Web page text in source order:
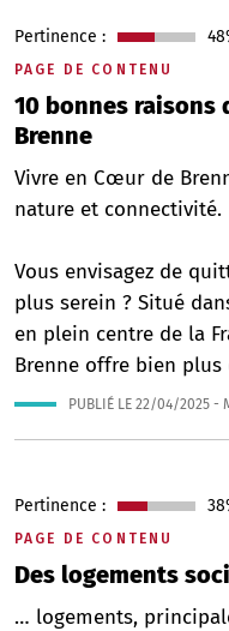
PAGE DE CONTENU
10 bonnes raisons
Brenne
Pertinence :
Vivre en Cœur de
nature et connectivité.
Vous envisagez de
plus serein ? Situé
en plein centre de la
Brenne offre bien
PUBLIÉ LE 22/04/2025 -
PAGE DE CONTENU
Des logements
Pertinence :
… logements,